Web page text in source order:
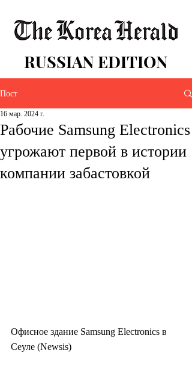
RUSSIAN EDITION
Пост
Рабочие Samsung Electronics
угрожают первой в истории
компании забастовкой
16 мар. 2024 г.
Офисное здание Samsung Electronics в
Сеуле (Newsis)